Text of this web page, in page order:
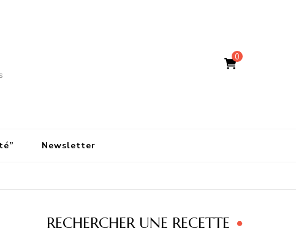
0
Newsletter
RECHERCHER UNE RECETTE